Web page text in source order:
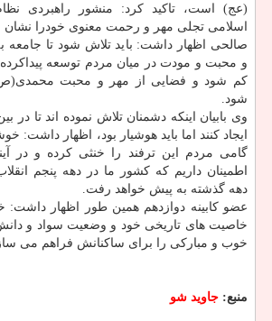
(عج) است، تاكید كرد: منشور راهبردی
اسلامی تجلی مهر و رحمت معنوی خودرا نشان
صالحی اظهار داشت: باید تلاش شود تا جامعه
و محبت و مودت در میان مردم توسعه پیداكرده
كم شود و فضایی از مهر و محبت محمدی(ص)
شود.
وی بابیان اینكه دشمنان تلاش نموده اند تا در
ایجاد كنند اما باید هوشیار بود، اظهار داشت:
گامی مردم این ترفند را خنثی كرده و در
اطمینان داریم كه كشور ما در دهه پنجم
دهه گذشته به پیش خواهد رفت.
عضو كابینه دوازدهم همین طور اظهار داشت:
خاصیت های تاریخی خود و وضعیت سواد و
خوب و مباركی را برای ساكنانش فراهم می
منبع: جاوید شو